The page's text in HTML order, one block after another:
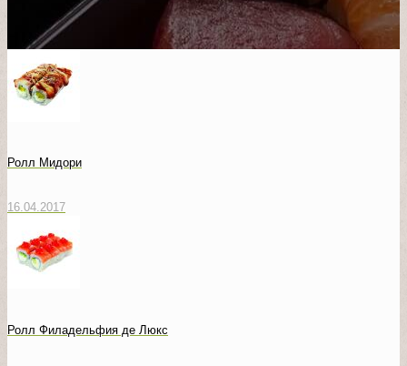
Ролл Мидори
16.04.2017
Ролл Филадельфия де Люкс